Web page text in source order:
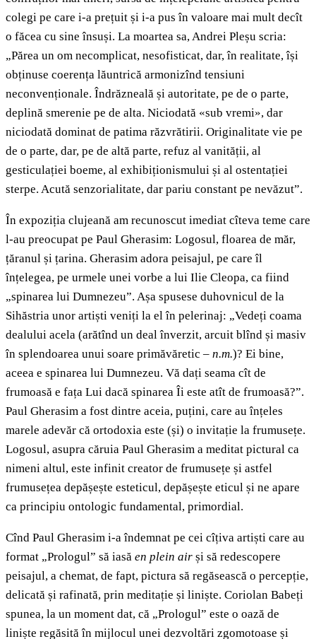
colegi pe care i-a prețuit și i-a pus în valoare mai mult decît
o făcea cu sine însuși. La moartea sa, Andrei Pleșu scria:
„Părea un om necomplicat, nesofisticat, dar, în realitate, își
obținuse coerența lăuntrică armonizînd tensiuni
neconvenționale. Îndrăzneală și autoritate, pe de o parte,
deplină smerenie pe de alta. Niciodată «sub vremi», dar
niciodată dominat de patima răzvrătirii. Originalitate vie pe
de o parte, dar, pe de altă parte, refuz al vanității, al
gesticulației boeme, al exhibiționismului și al ostentației
sterpe. Acută senzorialitate, dar pariu constant pe nevăzut”.
În expoziția clujeană am recunoscut imediat cîteva teme care
l-au preocupat pe Paul Gherasim: Logosul, floarea de măr,
țăranul și țarina. Gherasim adora peisajul, pe care îl
înțelegea, pe urmele unei vorbe a lui Ilie Cleopa, ca fiind
„spinarea lui Dumnezeu”. Așa spusese duhovnicul de la
Sihăstria unor artiști veniți la el în pelerinaj: „Vedeți coama
dealului acela (arătînd un deal înverzit, arcuit blînd și masiv
în splendoarea unui soare primăvăretic – n.m.)? Ei bine,
aceea e spinarea lui Dumnezeu. Vă dați seama cît de
frumoasă e fața Lui dacă spinarea Îi este atît de frumoasă?”.
Paul Gherasim a fost dintre aceia, puțini, care au înțeles
marele adevăr că ortodoxia este (și) o invitație la frumusețe.
Logosul, asupra căruia Paul Gherasim a meditat pictural ca
nimeni altul, este infinit creator de frumusețe și astfel
frumusețea depășește esteticul, depășește eticul și ne apare
ca principiu ontologic fundamental, primordial.
Cînd Paul Gherasim i-a îndemnat pe cei cîțiva artiști care au
format „Prologul” să iasă en plein air și să redescopere
peisajul, a chemat, de fapt, pictura să regăsească o percepție,
delicată și rafinată, prin meditație și liniște. Coriolan Babeți
spunea, la un moment dat, că „Prologul” este o oază de
liniște regăsită în mijlocul unei dezvoltări zgomotoase și